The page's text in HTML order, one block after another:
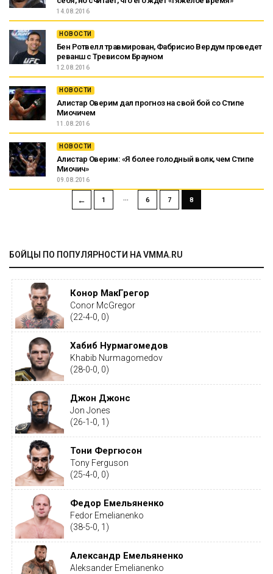
14.08.2016
НОВОСТИ
Бен Ротвелл травмирован, Фабрисио Вердум проведет
реванш с Тревисом Брауном
12.08.2016
НОВОСТИ
Алистар Оверим дал прогноз на свой бой со Стипе
Миочичем
11.08.2016
НОВОСТИ
Алистар Оверим: «Я более голодный волк, чем Стипе
Миочич»
09.08.2016
← 1 … 6 7 8
БОЙЦЫ ПО ПОПУЛЯРНОСТИ НА VMMA.RU
Конор МакГрегор
Conor McGregor
(22-4-0, 0)
Хабиб Нурмагомедов
Khabib Nurmagomedov
(28-0-0, 0)
Джон Джонс
Jon Jones
(26-1-0, 1)
Тони Фергюсон
Tony Ferguson
(25-4-0, 0)
Федор Емельяненко
Fedor Emelianenko
(38-5-0, 1)
Александр Емельяненко
Aleksander Emelianenko